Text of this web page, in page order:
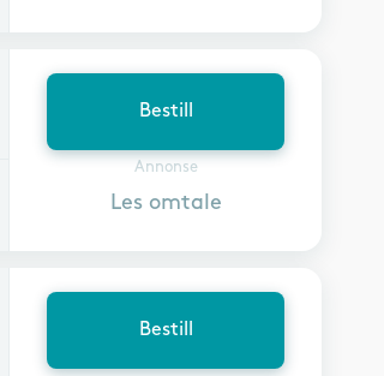
Bestill
Annonse
Les omtale
Bestill